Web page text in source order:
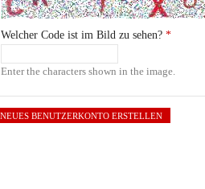
Welcher Code ist im Bild zu sehen? *
Enter the characters shown in the image.